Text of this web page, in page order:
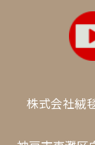
株式会社絨